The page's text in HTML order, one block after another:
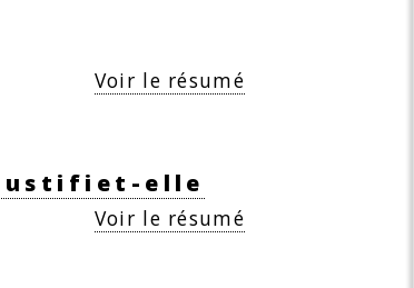
Voir le résumé
justifiet-elle
Voir le résumé